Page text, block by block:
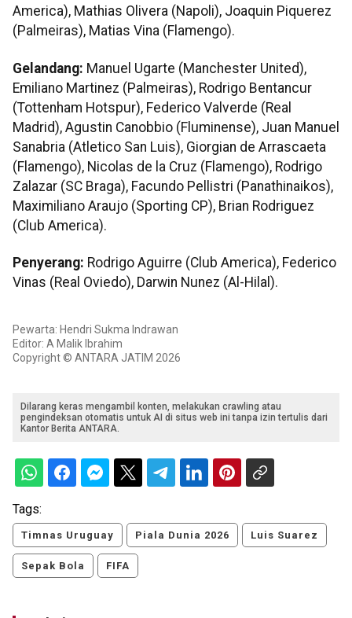
America), Mathias Olivera (Napoli), Joaquin Piquerez
(Palmeiras), Matias Vina (Flamengo).
Gelandang: Manuel Ugarte (Manchester United),
Emiliano Martinez (Palmeiras), Rodrigo Bentancur
(Tottenham Hotspur), Federico Valverde (Real
Madrid), Agustin Canobbio (Fluminense), Juan Manuel
Sanabria (Atletico San Luis), Giorgian de Arrascaeta
(Flamengo), Nicolas de la Cruz (Flamengo), Rodrigo
Zalazar (SC Braga), Facundo Pellistri (Panathinaikos),
Maximiliano Araujo (Sporting CP), Brian Rodriguez
(Club America).
Penyerang: Rodrigo Aguirre (Club America), Federico
Vinas (Real Oviedo), Darwin Nunez (Al-Hilal).
Pewarta: Hendri Sukma Indrawan
Editor: A Malik Ibrahim
Copyright © ANTARA JATIM 2026
Dilarang keras mengambil konten, melakukan crawling atau
pengindeksan otomatis untuk AI di situs web ini tanpa izin tertulis dari
Kantor Berita ANTARA.
Tags:
Timnas Uruguay Piala Dunia 2026 Luis Suarez
Sepak Bola FIFA